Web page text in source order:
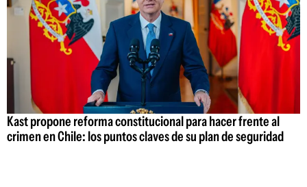
Kast propone reforma constitucional para hacer frente al
crimen en Chile: los puntos claves de su plan de seguridad